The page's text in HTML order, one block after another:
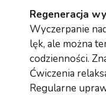
Regeneracja w
Wyczerpanie
lęk, ale można
codzienności.
Ćwiczenia
Regularne